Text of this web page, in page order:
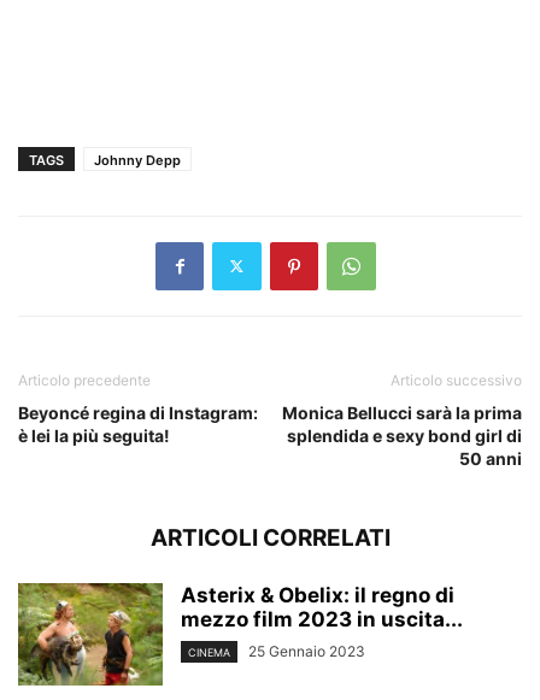
TAGS Johnny Depp
Articolo precedente
Beyoncé regina di Instagram:
è lei la più seguita!
Articolo successivo
Monica Bellucci sarà la prima
splendida e sexy bond girl di
50 anni
ARTICOLI CORRELATI
Asterix & Obelix: il regno di
mezzo film 2023 in uscita...
CINEMA 25 Gennaio 2023